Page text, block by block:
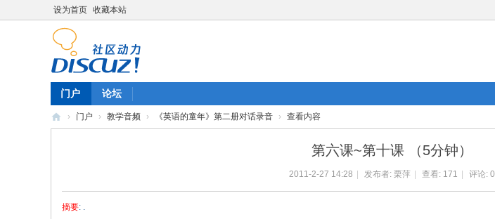
设为首页 收藏本站
门户 论坛
› 门户 › 教学音频 › 《英语的童年》第二册对话录音 › 查看内容
第六课~第十课 （5分钟）
2011-2-27 14:28 发布者: 栗萍 查看: 171 评论: 0
摘要: .